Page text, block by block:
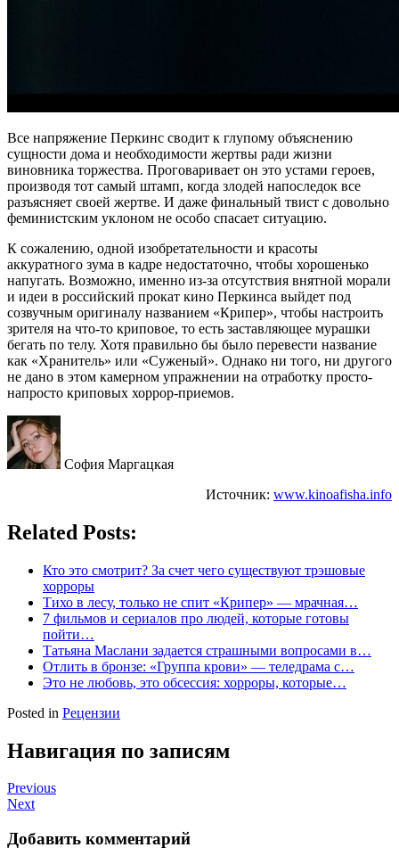
Все напряжение Перкинс сводит к глупому объяснению
сущности дома и необходимости жертвы ради жизни
виновника торжества. Проговаривает он это устами героев,
производя тот самый штамп, когда злодей напоследок все
разъясняет своей жертве. И даже финальный твист с довольно
феминистским уклоном не особо спасает ситуацию.
К сожалению, одной изобретательности и красоты
аккуратного зума в кадре недостаточно, чтобы хорошенько
напугать. Возможно, именно из-за отсутствия внятной морали
и идеи в российский прокат кино Перкинса выйдет под
созвучным оригиналу названием «Крипер», чтобы настроить
зрителя на что-то криповое, то есть заставляющее мурашки
бегать по телу. Хотя правильно бы было перевести название
как «Хранитель» или «Суженый». Однако ни того, ни другого
не дано в этом камерном упражнении на отработку просто-
напросто криповых хоррор-приемов.
София Маргацкая
Источник: www.kinoafisha.info
Related Posts:
Кто это смотрит? За счет чего существуют трэшовые
хорроры
Тихо в лесу, только не спит «Крипер» — мрачная…
7 фильмов и сериалов про людей, которые готовы
пойти…
Татьяна Маслани задается страшными вопросами в…
Отлить в бронзе: «Группа крови» — теледрама с…
Это не любовь, это обсессия: хорроры, которые…
Posted in Рецензии
Навигация по записям
Previous
Next
Добавить комментарий